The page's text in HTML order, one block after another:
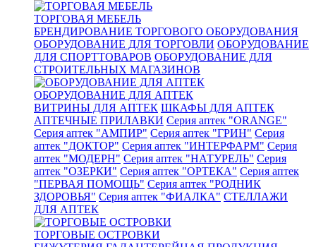
ТОРГОВАЯ МЕБЕЛЬ
БРЕНДИРОВАНИЕ ТОРГОВОГО ОБОРУДОВАНИЯ
ОБОРУДОВАНИЕ ДЛЯ ТОРГОВЛИ ОБОРУДОВАНИЕ
ДЛЯ СПОРТТОВАРОВ ОБОРУДОВАНИЕ ДЛЯ
СТРОИТЕЛЬНЫХ МАГАЗИНОВ
ОБОРУДОВАНИЕ ДЛЯ АПТЕК
ВИТРИНЫ ДЛЯ АПТЕК ШКАФЫ ДЛЯ АПТЕК
АПТЕЧНЫЕ ПРИЛАВКИ Серия аптек "ORANGE"
Серия аптек "АМПИР" Серия аптек "ГРИН" Серия
аптек "ДОКТОР" Серия аптек "ИНТЕРФАРМ" Серия
аптек "МОДЕРН" Серия аптек "НАТУРЕЛЬ" Серия
аптек "ОЗЕРКИ" Серия аптек "ОРТЕКА" Серия аптек
"ПЕРВАЯ ПОМОЩЬ" Серия аптек "РОДНИК
ЗДОРОВЬЯ" Серия аптек "ФИАЛКА" СТЕЛЛАЖИ
ДЛЯ АПТЕК
ТОРГОВЫЕ ОСТРОВКИ